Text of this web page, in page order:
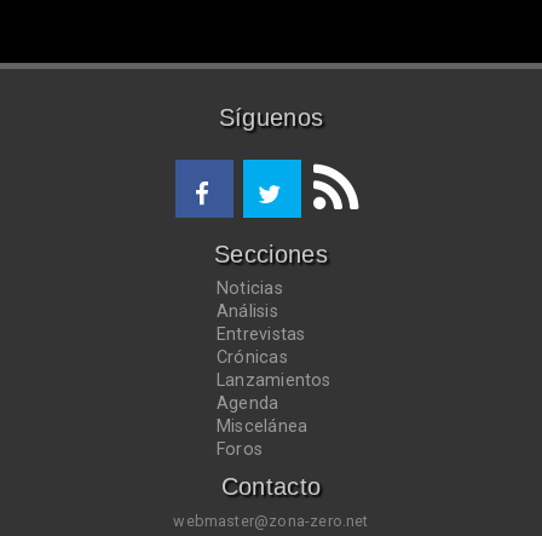
Síguenos
Secciones
Noticias
Análisis
Entrevistas
Crónicas
Lanzamientos
Agenda
Miscelánea
Foros
Contacto
webmaster@zona-zero.net